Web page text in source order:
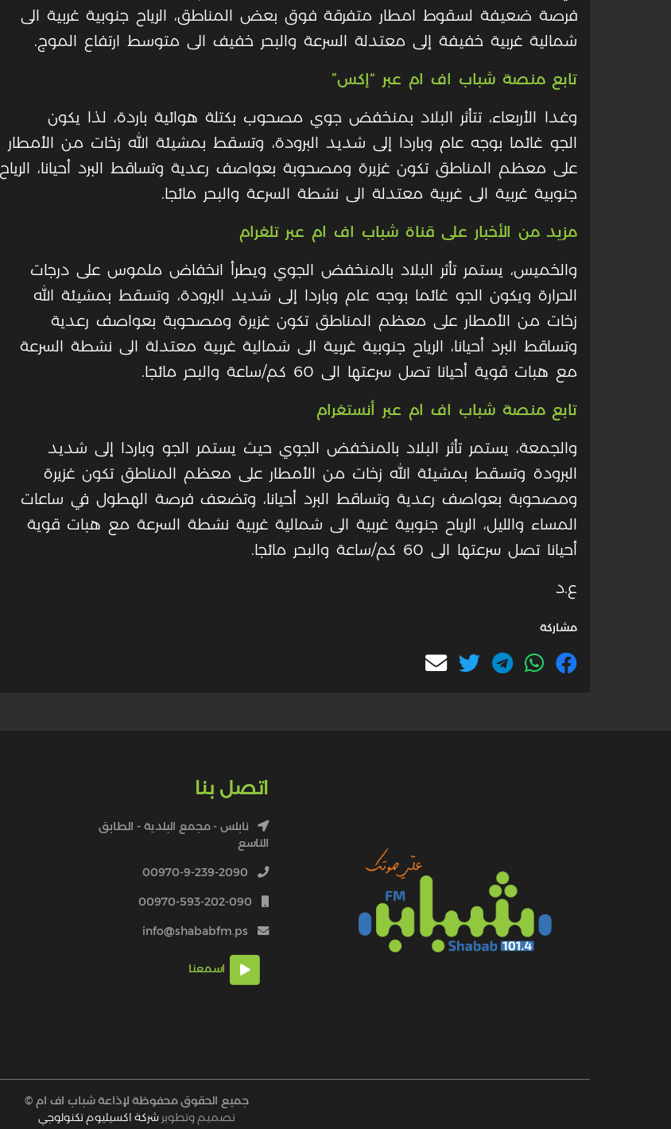
فرصة ضعيفة لسقوط امطار متفرقة فوق بعض المناطق، الرياح جنوبية غربية الى
شمالية غربية خفيفة إلى معتدلة السرعة والبحر خفيف الى متوسط ارتفاع الموج.
تابع منصة شباب اف ام عبر “إكس”
وغدا الأربعاء، تتأثر البلاد بمنخفض جوي مصحوب بكتلة هوائية باردة، لذا يكون
الجو غائما بوجه عام وباردا إلى شديد البرودة، وتسقط بمشيئة الله زخات من الأمطار
على معظم المناطق تكون غزيرة ومصحوبة بعواصف رعدية وتساقط البرد أحيانا، الرياح
جنوبية غربية الى غربية معتدلة الى نشطة السرعة والبحر مائجا.
مزيد من الأخبار على قناة شباب اف ام عبر تلغرام
والخميس، يستمر تأثر البلاد بالمنخفض الجوي ويطرأ انخفاض ملموس على درجات
الحرارة ويكون الجو غائما بوجه عام وباردا إلى شديد البرودة، وتسقط بمشيئة الله
زخات من الأمطار على معظم المناطق تكون غزيرة ومصحوبة بعواصف رعدية
وتساقط البرد أحيانا، الرياح جنوبية غربية الى شمالية غربية معتدلة الى نشطة السرعة
مع هبات قوية أحيانا تصل سرعتها الى 60 كم/ساعة والبحر مائجا.
تابع منصة شباب اف ام عبر أنستغرام
والجمعة، يستمر تأثر البلاد بالمنخفض الجوي حيث يستمر الجو وباردا إلى شديد
البرودة وتسقط بمشيئة الله زخات من الأمطار على معظم المناطق تكون غزيرة
ومصحوبة بعواصف رعدية وتساقط البرد أحيانا، وتضعف فرصة الهطول في ساعات
المساء والليل، الرياح جنوبية غربية الى شمالية غربية نشطة السرعة مع هبات قوية
أحيانا تصل سرعتها الى 60 كم/ساعة والبحر مائجا.
ع.د
مشاركة
اتصل بنا
نابلس - مجمع البلدية - الطابق
التاسع
00970-9-239-2090
00970-593-202-090
info@shababfm.ps
اسمعنا
جميع الحقوق محفوظة لإذاعة شباب اف ام ©
تصميم وتطوير شركة اكسيليوم تكنولوجي